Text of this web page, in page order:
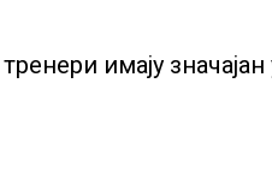
имају значајан